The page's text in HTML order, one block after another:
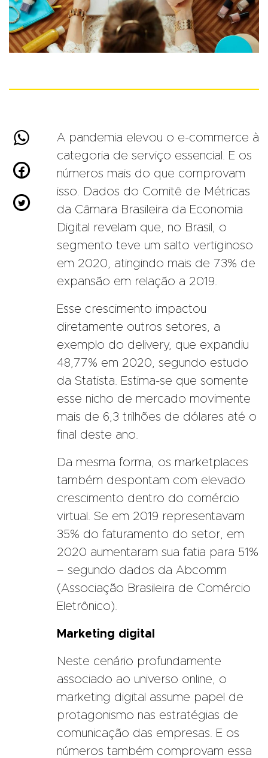



A pandemia elevou o e-commerce à
categoria de serviço essencial. E os
números mais do que comprovam
isso. Dados do Comitê de Métricas
da Câmara Brasileira da Economia
Digital revelam que, no Brasil, o
segmento teve um salto vertiginoso
em 2020, atingindo mais de 73% de
expansão em relação a 2019.
Esse crescimento impactou
diretamente outros setores, a
exemplo do delivery, que expandiu
48,77% em 2020, segundo estudo
da Statista. Estima-se que somente
esse nicho de mercado movimente
mais de 6,3 trilhões de dólares até o
final deste ano.
Da mesma forma, os marketplaces
também despontam com elevado
crescimento dentro do comércio
virtual. Se em 2019 representavam
35% do faturamento do setor, em
2020 aumentaram sua fatia para 51%
– segundo dados da Abcomm
(Associação Brasileira de Comércio
Eletrônico).
Marketing digital
Neste cenário profundamente
associado ao universo online, o
marketing digital assume papel de
protagonismo nas estratégias de
comunicação das empresas. E os
números também comprovam essa